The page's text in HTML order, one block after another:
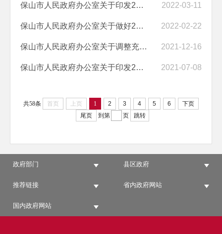
保山市人民政府办公室关于印发2022年保山“阳光政务”在线访谈计划的通... 2022-03-11
保山市人民政府办公室关于做好2022年“阳光政务”在线访谈有关工作的通... 2022-02-22
保山市人民政府办公室关于调整充实保山市政务公开领导小组的通知 2021-12-16
保山市人民政府办公室关于印发2021年保山市政务公开工作任务分解方案的... 2021-07-08
共58条 首页 上页 1 2 3 4 5 6
下页
尾页
到第 页 跳转
政府部门 县区政府
推荐链接 省内政府网站
国内政府网站